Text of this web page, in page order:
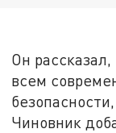
Он
всем
Чиновник